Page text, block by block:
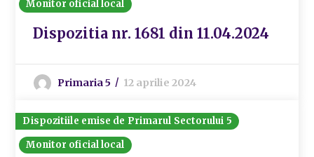
Monitor oficial local
Dispozitia nr. 1681 din 11.04.2024
Primaria 5 12 aprilie 2024
Dispozitiile emise de Primarul Sectorului 5
Monitor oficial local